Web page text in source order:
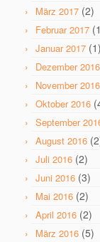
März 2017 (2)
Februar 2017
Januar 2017 (1)
Dezember 2016
November 2016
Oktober 2016
September
August 2016
Juli 2016 (2)
Juni 2016 (3)
Mai 2016 (2)
April 2016 (2)
März 2016 (5)